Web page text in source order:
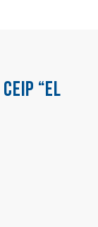
CEIP “EL